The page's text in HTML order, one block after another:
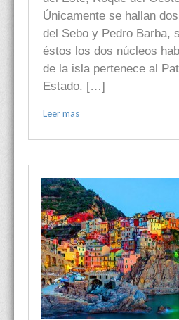
Únicamente se hallan
del Sebo y Pedro Barba,
éstos los dos núcleos
de la isla pertenece al
Estado. […]
Leer mas